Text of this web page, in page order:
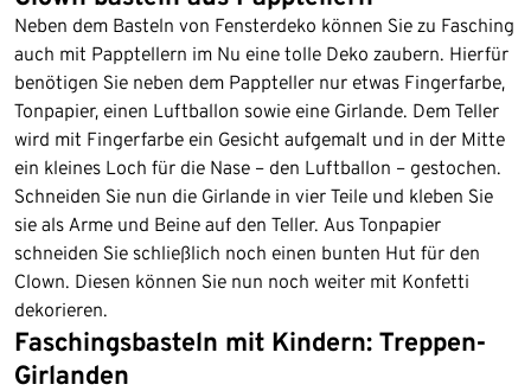
Neben dem Basteln von Fensterdeko können Sie zu Fasching
auch mit Papptellern im Nu eine tolle Deko zaubern. Hierfür
benötigen Sie neben dem Pappteller nur etwas Fingerfarbe,
Tonpapier, einen Luftballon sowie eine Girlande. Dem Teller
wird mit Fingerfarbe ein Gesicht aufgemalt und in der Mitte
ein kleines Loch für die Nase – den Luftballon – gestochen.
Schneiden Sie nun die Girlande in vier Teile und kleben Sie
sie als Arme und Beine auf den Teller. Aus Tonpapier
schneiden Sie schließlich noch einen bunten Hut für den
Clown. Diesen können Sie nun noch weiter mit Konfetti
dekorieren.
Faschingsbasteln mit Kindern: Treppen-
Girlanden